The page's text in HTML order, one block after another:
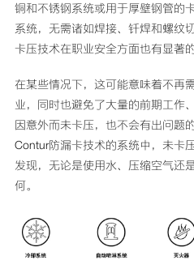
铜和不锈钢系统或用于厚壁钢管的
系统，无需诸如焊接、钎焊和螺纹
卡压技术在职业安全方面也有显著的
在某些情况下，这可能意味着不再
业，同时也避免了大量的前期工作
因意外而未卡压，也不会有出问题
Contur防漏卡技术的系统中，未卡
发现，无论是使用水、压缩空气还
何。